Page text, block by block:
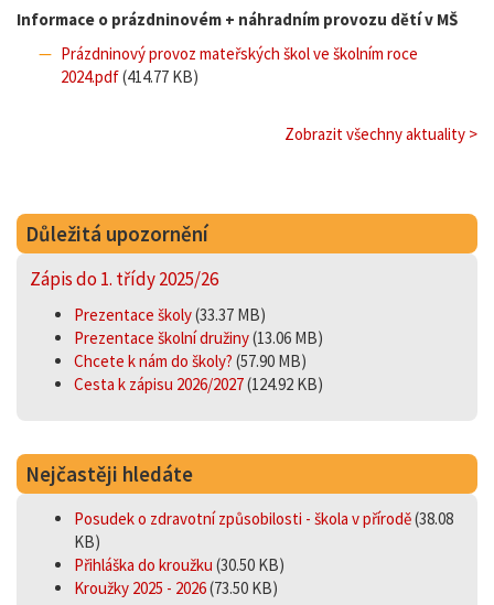
Informace o prázdninovém + náhradním provozu dětí v MŠ
Prázdninový provoz mateřských škol ve školním roce
2024.pdf(414.77 KB)
Zobrazit všechny aktuality >
Důležitá upozornění
Zápis do 1. třídy 2025/26
Prezentace školy(33.37 MB)
Prezentace školní družiny(13.06 MB)
Chcete k nám do školy? (57.90 MB)
Cesta k zápisu 2026/2027(124.92 KB)
Nejčastěji hledáte
Posudek o zdravotní způsobilosti - škola v přírodě(38.08
KB)
Přihláška do kroužku (30.50 KB)
Kroužky 2025 - 2026(73.50 KB)